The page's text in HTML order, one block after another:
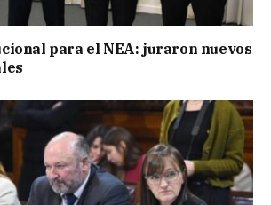
para el NEA: juraron nuevos